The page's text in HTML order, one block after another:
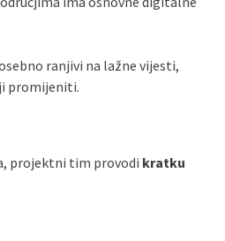
ranjivi na lažne vijesti,
promijeniti.
projektni tim provodi kratku